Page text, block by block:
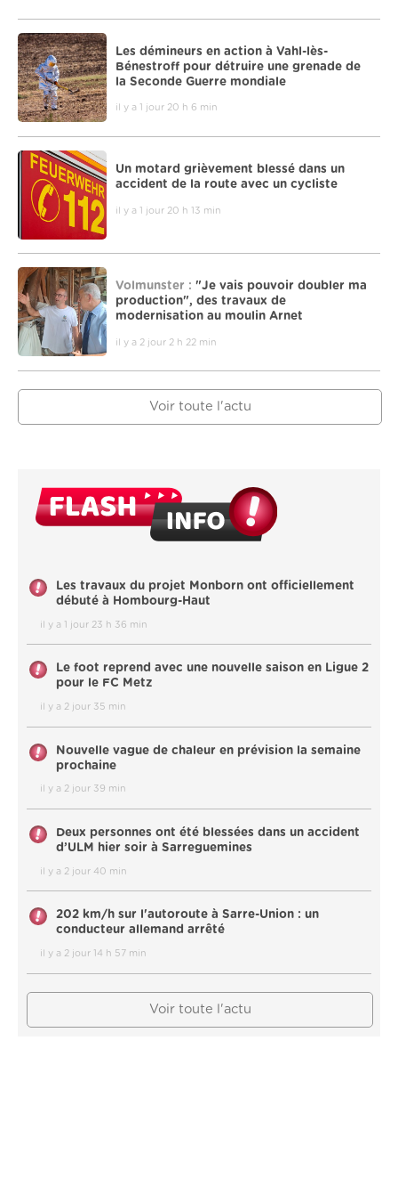
Les démineurs en action à Vahl-lès-
Bénestroff pour détruire une grenade de
la Seconde Guerre mondiale
il y a 1 jour 20 h 6 min
Un motard grièvement blessé dans un
accident de la route avec un cycliste
il y a 1 jour 20 h 13 min
Volmunster : "Je vais pouvoir doubler ma
production", des travaux de
modernisation au moulin Arnet
il y a 2 jour 2 h 22 min
Voir toute l'actu
Les travaux du projet Monborn ont officiellement
débuté à Hombourg-Haut
il y a 1 jour 23 h 36 min
Le foot reprend avec une nouvelle saison en Ligue 2
pour le FC Metz
il y a 2 jour 35 min
Nouvelle vague de chaleur en prévision la semaine
prochaine
il y a 2 jour 39 min
Deux personnes ont été blessées dans un accident
d’ULM hier soir à Sarreguemines
il y a 2 jour 40 min
202 km/h sur l'autoroute à Sarre-Union : un
conducteur allemand arrêté
il y a 2 jour 14 h 57 min
Voir toute l'actu